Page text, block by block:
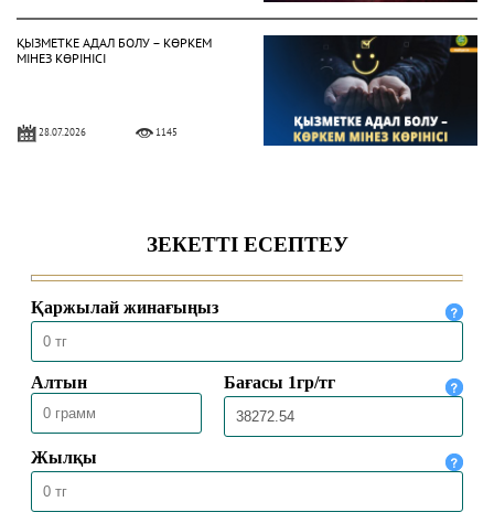
ҚЫЗМЕТКЕ АДАЛ БОЛУ – КӨРКЕМ
МІНЕЗ КӨРІНІСІ
28.07.2026 1145
24.07.2026 1425
ҚОЛЖАЗБАЛАРДА ҰЛТТЫҢ
ҚҰНДЫЛЫҒЫ ҚАТТАЛҒАН
23.07.2026